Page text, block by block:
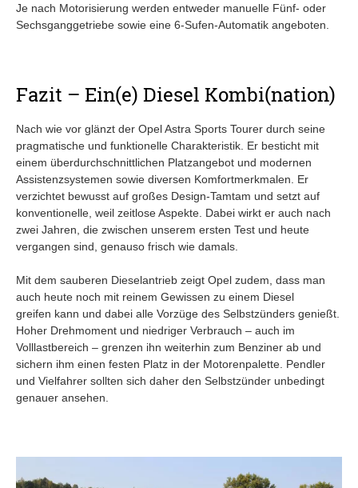
Je nach Motorisierung werden entweder manuelle Fünf- oder
Sechsganggetriebe sowie eine 6-Sufen-Automatik angeboten.
Fazit – Ein(e) Diesel Kombi(nation)
Nach wie vor glänzt der Opel Astra Sports Tourer durch seine
pragmatische und funktionelle Charakteristik. Er besticht mit
einem überdurchschnittlichen Platzangebot und modernen
Assistenzsystemen sowie diversen Komfortmerkmalen. Er
verzichtet bewusst auf großes Design-Tamtam und setzt auf
konventionelle, weil zeitlose Aspekte. Dabei wirkt er auch nach
zwei Jahren, die zwischen unserem ersten Test und heute
vergangen sind, genauso frisch wie damals.
Mit dem sauberen Dieselantrieb zeigt Opel zudem, dass man
auch heute noch mit reinem Gewissen zu einem Diesel
greifen kann und dabei alle Vorzüge des Selbstzünders genießt.
Hoher Drehmoment und niedriger Verbrauch – auch im
Volllastbereich – grenzen ihn weiterhin zum Benziner ab und
sichern ihm einen festen Platz in der Motorenpalette. Pendler
und Vielfahrer sollten sich daher den Selbstzünder unbedingt
genauer ansehen.